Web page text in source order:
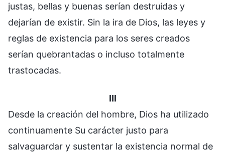
justas, bellas y buenas serían destruidas y
dejarían de existir. Sin la ira de Dios, las leyes y
reglas de existencia para los seres creados
serían quebrantadas o incluso totalmente
trastocadas.
III
Desde la creación del hombre, Dios ha utilizado
continuamente Su carácter justo para
salvaguardar y sustentar la existencia normal de